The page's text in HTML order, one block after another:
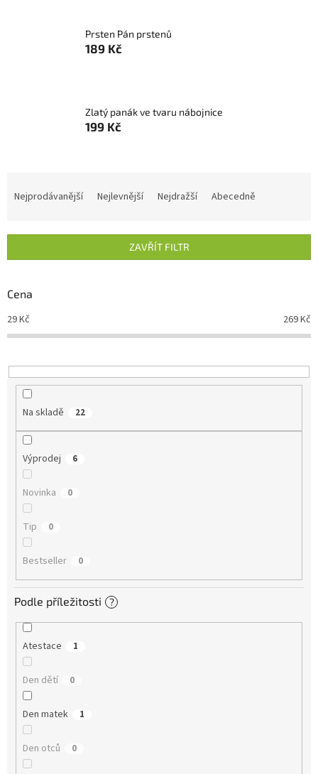
Prsten Pán prstenů
189 Kč
Zlatý panák ve tvaru nábojnice
199 Kč
í
r
o
d
u
t
ů
Nejprodávanější Nejlevnější Nejdražší Abecedně
ZAVŘÍT FILTR
Cena
29Kč 269Kč
Na skladě 22
Výprodej 6
Novinka 0
Tip 0
Bestseller 0
Podle příležitosti ?
Atestace 1
Den dětí 0
Den matek 1
Den otců 0